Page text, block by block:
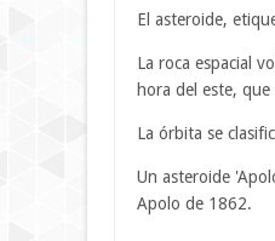
El asteroide,
La roca espacial
hora del este,
La órbita se
Un asteroide
Apolo de 1862.